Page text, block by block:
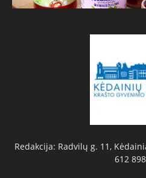
Redakcija: Radvilų g. 11,
612